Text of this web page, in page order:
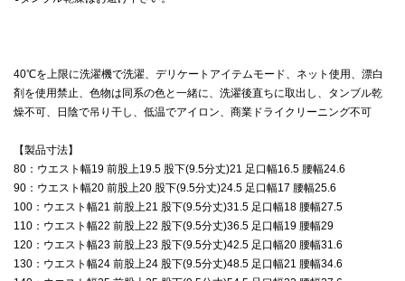
40℃を上限に洗濯機で洗濯、デリケートアイテムモード、ネット使用、漂白
剤を使用禁止、色物は同系の色と一緒に、洗濯後直ちに取出し、タンブル乾
燥不可、日陰で吊り干し、低温でアイロン、商業ドライクリーニング不可
【製品寸法】
80：ウエスト幅19 前股上19.5 股下(9.5分丈)21 足口幅16.5 腰幅24.6
90：ウエスト幅20 前股上20 股下(9.5分丈)24.5 足口幅17 腰幅25.6
100：ウエスト幅21 前股上21 股下(9.5分丈)31.5 足口幅18 腰幅27.5
110：ウエスト幅22 前股上22 股下(9.5分丈)36.5 足口幅19 腰幅29
120：ウエスト幅23 前股上23 股下(9.5分丈)42.5 足口幅20 腰幅31.6
130：ウエスト幅24 前股上24 股下(9.5分丈)48.5 足口幅21 腰幅34.6